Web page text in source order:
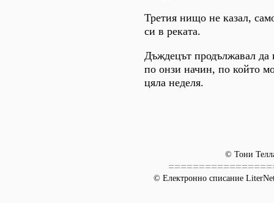
Третия нищо не казал,
си в реката.
Дъждецът продължавал да
по онзи начин, по който
цяла неделя.
© Тони
© Електронно списание